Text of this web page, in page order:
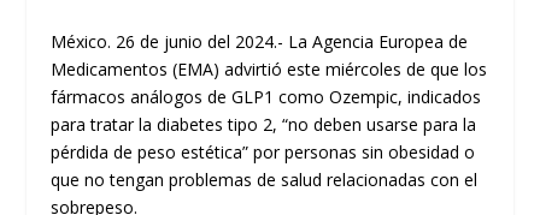
México. 26 de junio del 2024.- La Agencia Europea de
Medicamentos (EMA) advirtió este miércoles de que los
fármacos análogos de GLP1 como Ozempic, indicados
para tratar la diabetes tipo 2, “no deben usarse para la
pérdida de peso estética” por personas sin obesidad o
que no tengan problemas de salud relacionadas con el
sobrepeso.